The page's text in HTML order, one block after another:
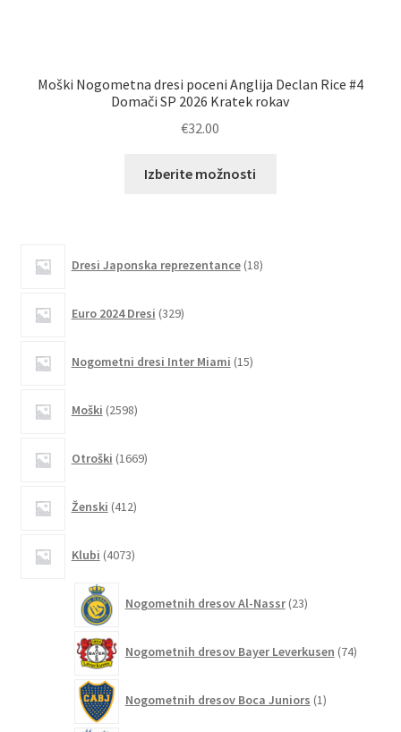
Moški Nogometna dresi poceni Anglija Declan Rice #4
Domači SP 2026 Kratek rokav
€32.00
Izberite možnosti
Dresi Japonska reprezentance 18izdelkov
Euro 2024 Dresi 329izdelkov
Nogometni dresi Inter Miami 15izdelkov
Moški 2598izdelkov
Otroški 1669izdelkov
Ženski 412izdelkov
Klubi 4073izdelkov
Nogometnih dresov Al-Nassr 23izdelkov
Nogometnih dresov Bayer Leverkusen 74izdelkov
Nogometnih dresov Boca Juniors 1izdelek